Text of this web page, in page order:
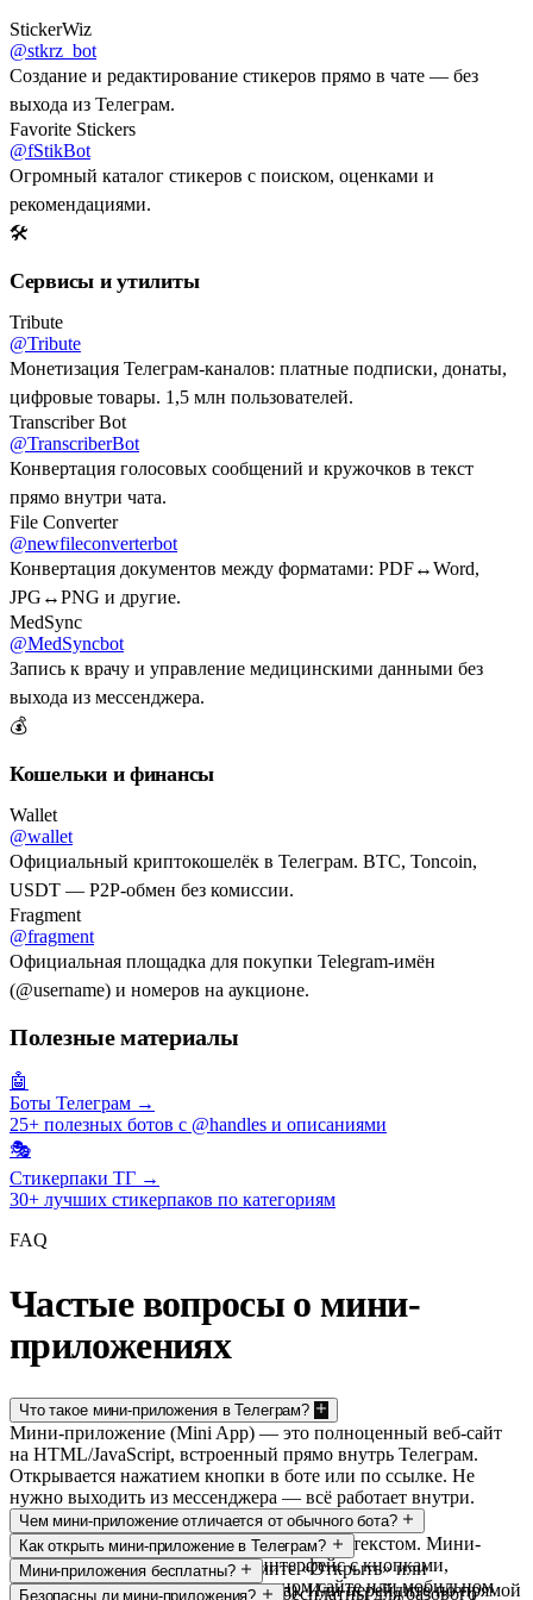
StickerWiz
@stkrz_bot
Создание и редактирование стикеров прямо в чате — без
выхода из Телеграм.
Favorite Stickers
@fStikBot
Огромный каталог стикеров с поиском, оценками и
рекомендациями.
🛠️
Сервисы и утилиты
Tribute
@Tribute
Монетизация Телеграм-каналов: платные подписки, донаты,
цифровые товары. 1,5 млн пользователей.
Transcriber Bot
@TranscriberBot
Конвертация голосовых сообщений и кружочков в текст
прямо внутри чата.
File Converter
@newfileconverterbot
Конвертация документов между форматами: PDF↔Word,
JPG↔PNG и другие.
MedSync
@MedSyncbot
Запись к врачу и управление медицинскими данными без
выхода из мессенджера.
💰
Кошельки и финансы
Wallet
@wallet
Официальный криптокошелёк в Телеграм. BTC, Toncoin,
USDT — P2P-обмен без комиссии.
Fragment
@fragment
Официальная площадка для покупки Telegram-имён
(@username) и номеров на аукционе.
Полезные материалы
🤖
Боты Телеграм →
25+ полезных ботов с @handles и описаниями
🎭
Стикерпаки ТГ →
30+ лучших стикерпаков по категориям
FAQ
Частые вопросы о мини-
приложениях
Что такое мини-приложения в Телеграм?
Мини-приложение (Mini App) — это полноценный веб-сайт
на HTML/JavaScript, встроенный прямо внутрь Телеграм.
Открывается нажатием кнопки в боте или по ссылке. Не
нужно выходить из мессенджера — всё работает внутри.
Чем мини-приложение отличается от обычного бота?
Обычный бот — это диалог командами и текстом. Мини-
приложение — полноценный интерфейс с кнопками,
формами, анимацией, как в обычном сайте или мобильном
Как открыть мини-приложение в Телеграм?
Найдите бота в поиске → нажмите «Открыть» или
«Запустить» (кнопка внизу экрана). Или перейдите по прямой
Мини-приложения бесплатны?
Большинство мини-приложений бесплатны для базового
Безопасны ли мини-приложения?